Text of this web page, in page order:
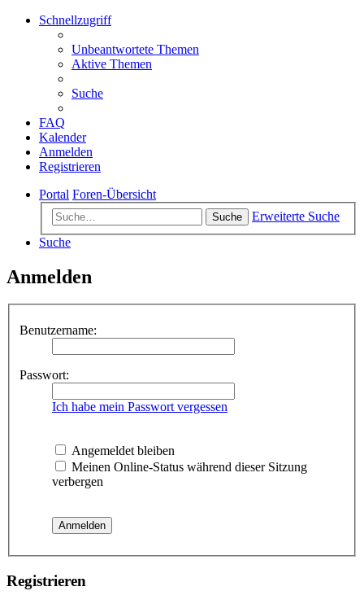
Schnellzugriff
Unbeantwortete Themen
Aktive Themen
Suche
FAQ
Kalender
Anmelden
Registrieren
Portal Foren-Übersicht
Suche
Erweiterte Suche
Suche
Anmelden
Benutzername:
Passwort:
Ich habe mein Passwort vergessen
Angemeldet bleiben
Meinen Online-Status während dieser Sitzung
verbergen
Registrieren